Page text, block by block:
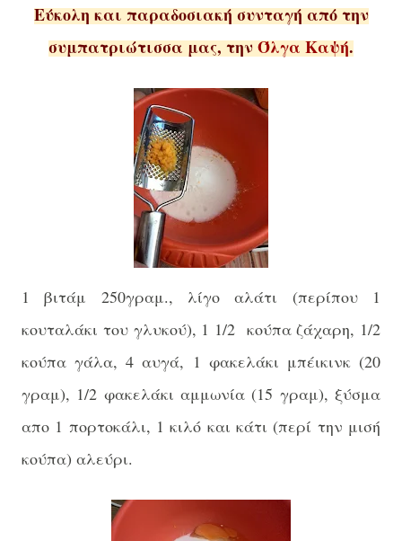
Εύκολη και παραδοσιακή συνταγή από την
συμπατριώτισσα μας, τηνΌλγα Καψή.
1 βιτάμ 250γραμ., λίγο αλάτι (περίπου 1
κουταλάκι του γλυκού), 1 1/2 κούπα ζάχαρη, 1/2
κούπα γάλα, 4 αυγά, 1 φακελάκι μπέικινκ(20
γραμ), 1/2 φακελάκι αμμωνία (15 γραμ), ξύσμα
απο 1 πορτοκάλι, 1 κιλό και κάτι (περί την μισή
κούπα) αλεύρι.